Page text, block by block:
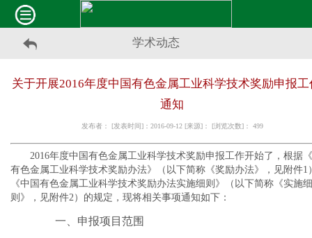
学术动态
关于开展2016年度中国有色金属工业科学技术奖励申报工
通知
发布者： [发表时间]：2016-09-12 [来源]： [浏览次数]： 499
2016年度中国有色金属工业科学技术奖励申报工作开始了，根据
有色金属工业科学技术奖励办法》（以下简称《奖励办法》，见附件1
《中国有色金属工业科学技术奖励办法实施细则》（以下简称《实施细
则》，见附件2）的规定，现将相关事项通知如下：
一、申报项目范围